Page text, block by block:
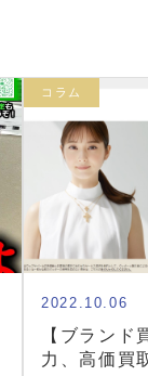
コラム
2022.10.06
【ブランド
力、高価買